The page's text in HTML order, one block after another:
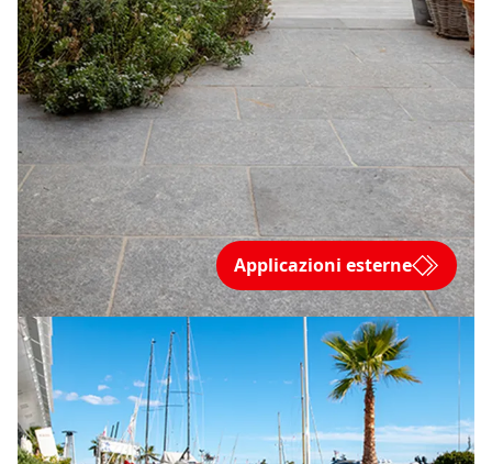
Applicazioni esterne